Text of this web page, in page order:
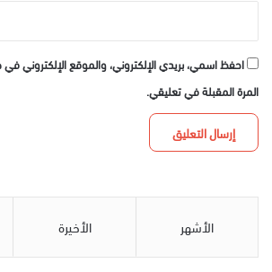
احفظ اسمي، بريدي الإلكتروني، والموقع الإلكتروني
المرة المقبلة في تعليقي.
الأشهر الأخيرة